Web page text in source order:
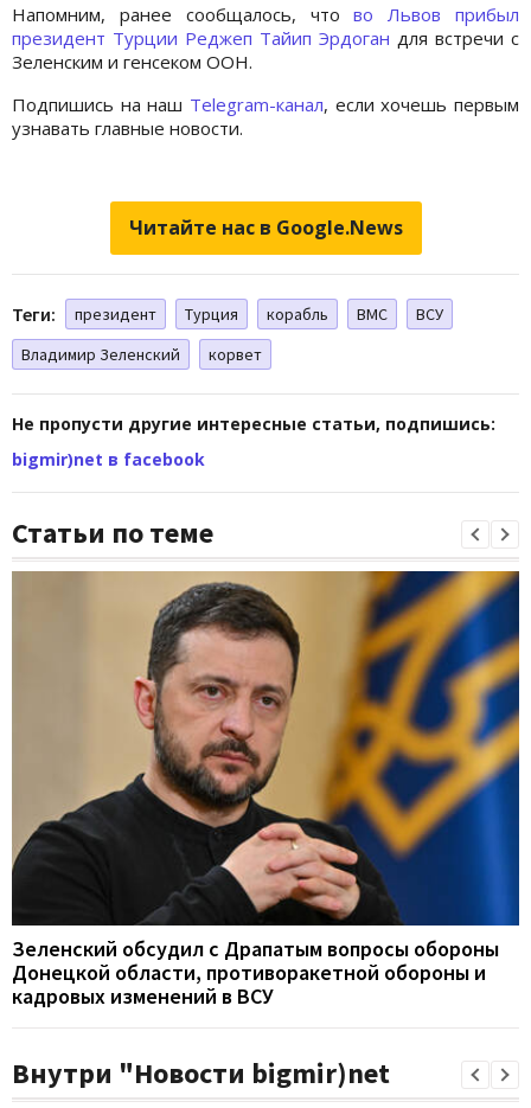
Напомним, ранее сообщалось, чтово Львов прибыл
президент Турции Реджеп Тайип Эрдоган для встречи с
Зеленским и генсеком ООН.
Подпишись на наш Telegram-канал, если хочешь первым
узнавать главные новости.
Читайте нас в Google.News
Теги: президент Турция корабль ВМС
ВСУ
Владимир Зеленский
корвет
Не пропусти другие интересные статьи, подпишись:
bigmir)net в facebook
Статьи по теме
Зеленский обсудил с Драпатым вопросы обороны
Донецкой области, противоракетной обороны и
кадровых изменений в ВСУ
Внутри "Новости bigmir)net